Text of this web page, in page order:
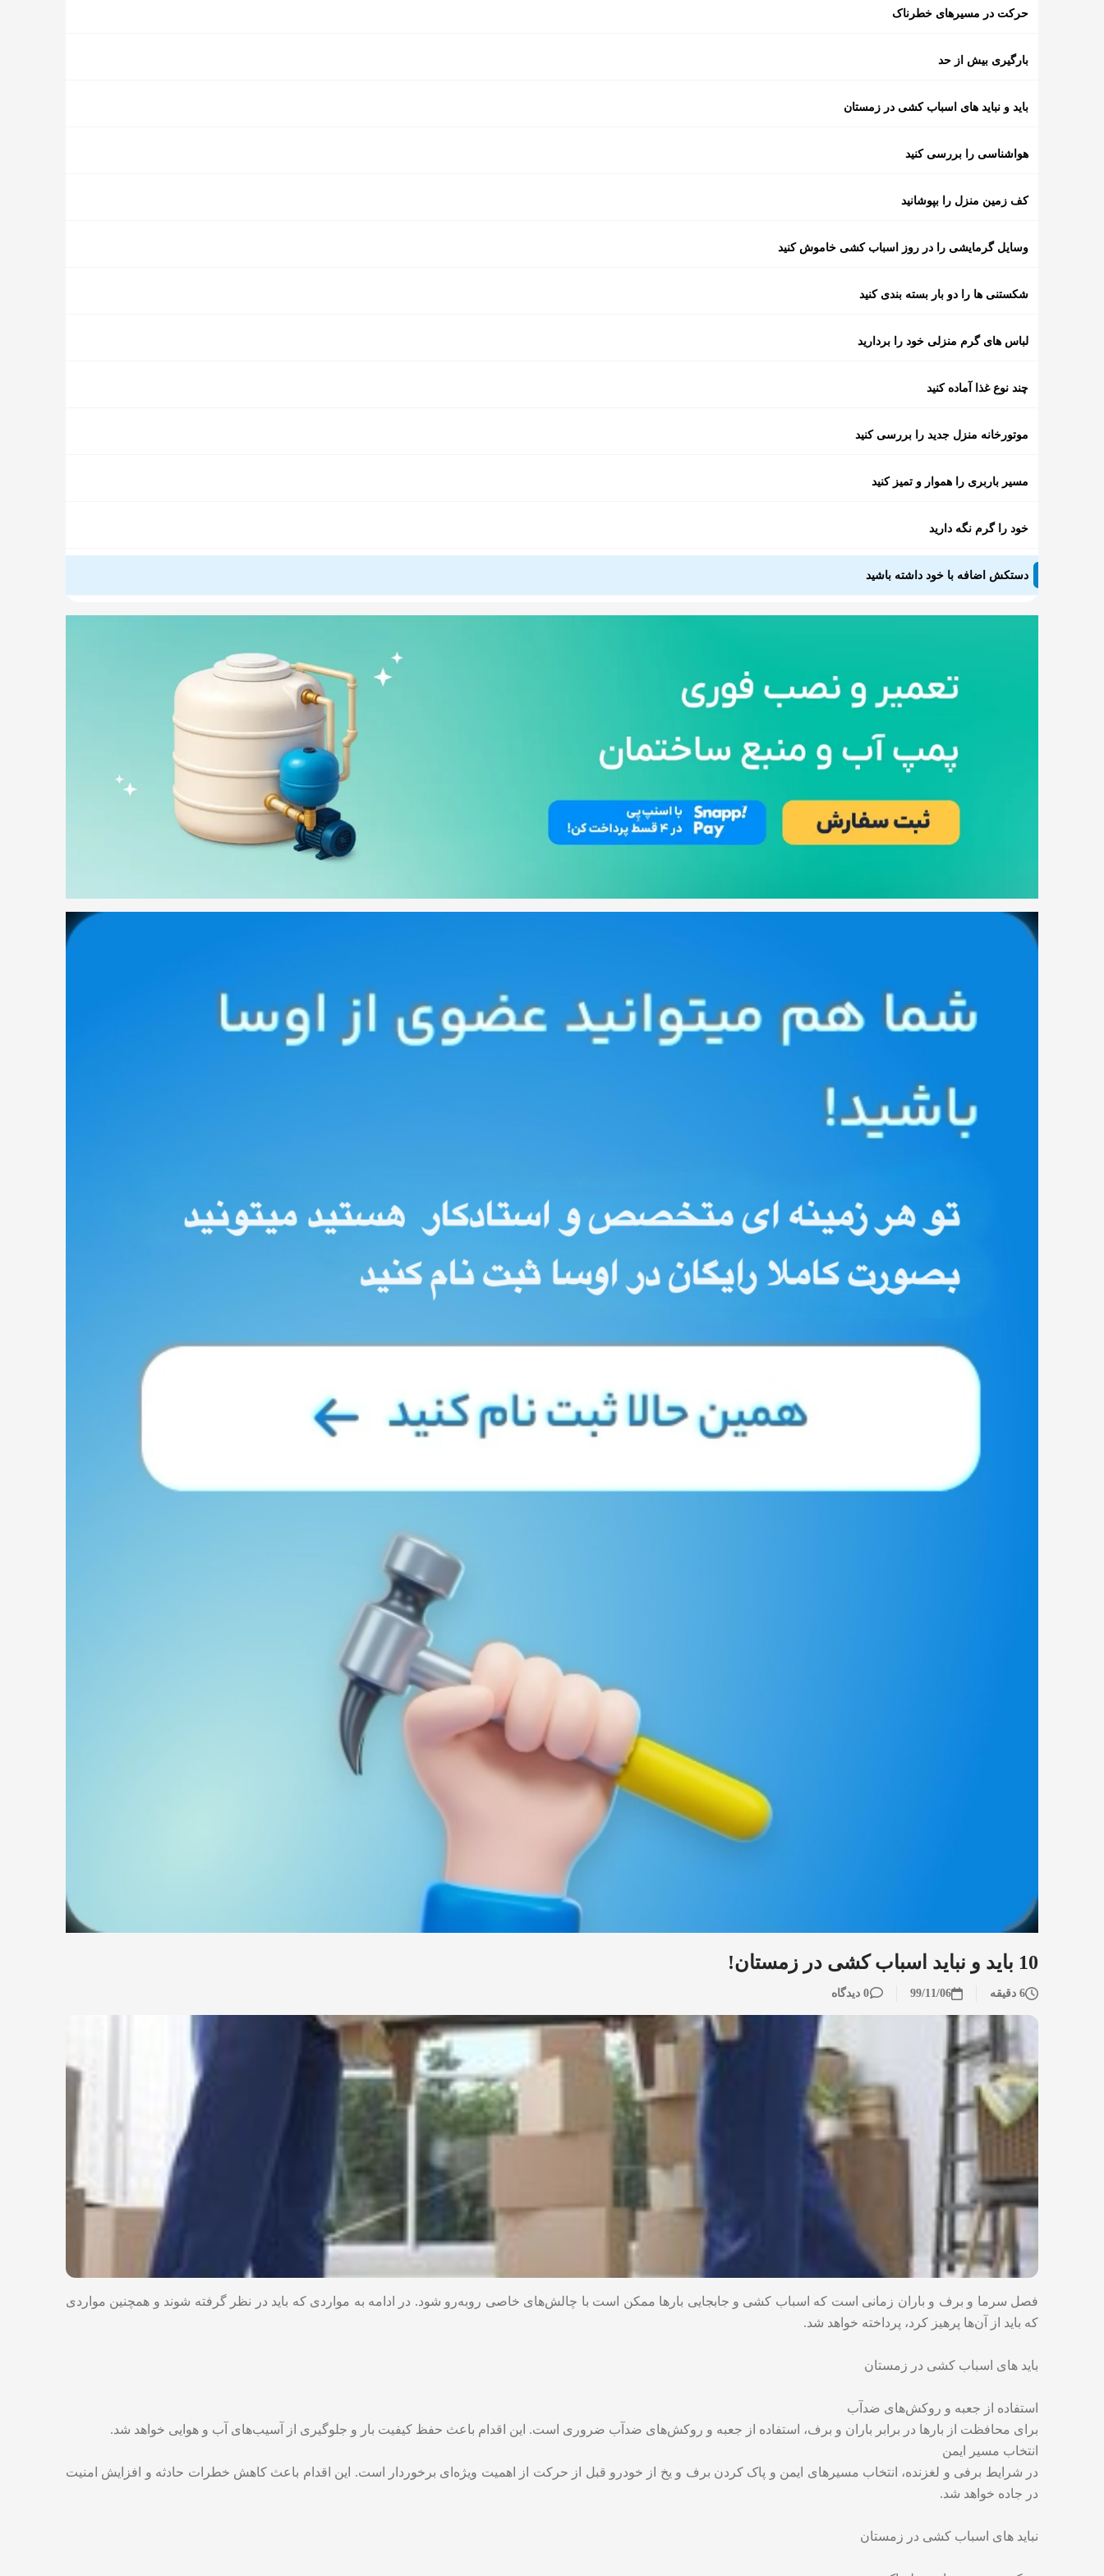
10 باید و نباید اسباب کشی در زمستان!
6 دقیقه 99/11/06 0 دیدگاه
فصل سرما و برف و باران زمانی است که اسباب کشی و جابجایی بارها ممکن است با چالش‌های خاصی روبه‌رو شود. در ادامه به مواردی که باید در نظر گرفته شوند و همچنین مواردی
که باید از آن‌ها پرهیز کرد، پرداخته خواهد شد.
باید های اسباب کشی در زمستان
استفاده از جعبه و روکش‌های ضدآب
برای محافظت از بارها در برابر باران و برف، استفاده از جعبه و روکش‌های ضدآب ضروری است. این اقدام باعث حفظ کیفیت بار و جلوگیری از آسیب‌های آب و هوایی خواهد شد.
انتخاب مسیر ایمن
در شرایط برفی و لغزنده، انتخاب مسیر‌های ایمن و پاک کردن برف و یخ از خودرو قبل از حرکت از اهمیت ویژه‌ای برخوردار است. این اقدام باعث کاهش خطرات حادثه و افزایش امنیت
در جاده خواهد شد.
نباید های اسباب کشی در زمستان
حرکت در مسیرهای خطرناک
بارگیری بیش از حد
باید و نباید های اسباب کشی در زمستان
هواشناسی را بررسی کنید
کف زمین منزل را بپوشانید
وسایل گرمایشی را در روز اسباب کشی خاموش کنید
شکستنی ها را دو بار بسته بندی کنید
لباس های گرم منزلی خود را بردارید
چند نوع غذا آماده کنید
موتورخانه منزل جدید را بررسی کنید
مسیر باربری را هموار و تمیز کنید
خود را گرم نگه دارید
دستکش اضافه با خود داشته باشید